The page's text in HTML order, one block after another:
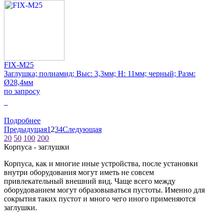
FIX-M25
Заглушка; полиамид; Выс: 3,3мм; H: 11мм; черный; Разм:
Ø28,4мм
по запросу
Подробнее
Предыдущая1 234Следующая
20 50 100 200
Корпуса - заглушки
Корпуса, как и многие иные устройства, после установки
внутри оборудования могут иметь не совсем
привлекательный внешний вид. Чаще всего между
оборудованием могут образовываться пустоты. Именно для
сокрытия таких пустот и много чего иного применяются
заглушки.